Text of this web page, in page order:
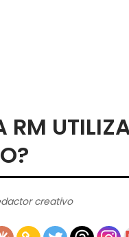
RM
creativo